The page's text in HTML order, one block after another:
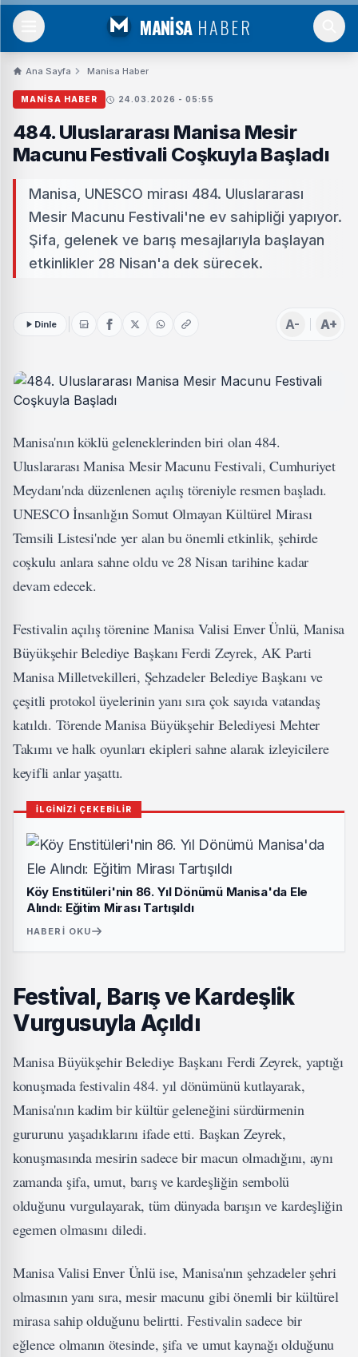
MANİSA HABER
Ana Sayfa Manisa Haber
MANISA HABER 24.03.2026 - 05:55
484. Uluslararası Manisa Mesir
Macunu Festivali Coşkuyla Başladı
Manisa, UNESCO mirası 484. Uluslararası
Mesir Macunu Festivali'ne ev sahipliği yapıyor.
Şifa, gelenek ve barış mesajlarıyla başlayan
etkinlikler 28 Nisan'a dek sürecek.
Dinle A- A+
Manisa'nın köklü geleneklerinden biri olan 484.
Uluslararası Manisa Mesir Macunu Festivali, Cumhuriyet
Meydanı'nda düzenlenen açılış töreniyle resmen başladı.
UNESCO İnsanlığın Somut Olmayan Kültürel Mirası
Temsili Listesi'nde yer alan bu önemli etkinlik, şehirde
coşkulu anlara sahne oldu ve 28 Nisan tarihine kadar
devam edecek.
Festivalin açılış törenine Manisa Valisi Enver Ünlü, Manisa
Büyükşehir Belediye Başkanı Ferdi Zeyrek, AK Parti
Manisa Milletvekilleri, Şehzadeler Belediye Başkanı ve
çeşitli protokol üyelerinin yanı sıra çok sayıda vatandaş
katıldı. Törende Manisa Büyükşehir Belediyesi Mehter
Takımı ve halk oyunları ekipleri sahne alarak izleyicilere
keyifli anlar yaşattı.
İLGİNİZİ ÇEKEBİLİR
Köy Enstitüleri'nin 86. Yıl Dönümü Manisa'da Ele
Alındı: Eğitim Mirası Tartışıldı
HABERI OKU
Festival, Barış ve Kardeşlik
Vurgusuyla Açıldı
Manisa Büyükşehir Belediye Başkanı Ferdi Zeyrek, yaptığı
konuşmada festivalin 484. yıl dönümünü kutlayarak,
Manisa'nın kadim bir kültür geleneğini sürdürmenin
gururunu yaşadıklarını ifade etti. Başkan Zeyrek,
konuşmasında mesirin sadece bir macun olmadığını, aynı
zamanda şifa, umut, barış ve kardeşliğin sembolü
olduğunu vurgulayarak, tüm dünyada barışın ve kardeşliğin
egemen olmasını diledi.
Manisa Valisi Enver Ünlü ise, Manisa'nın şehzadeler şehri
olmasının yanı sıra, mesir macunu gibi önemli bir kültürel
mirasa sahip olduğunu belirtti. Festivalin sadece bir
eğlence olmanın ötesinde, şifa ve umut kaynağı olduğunu